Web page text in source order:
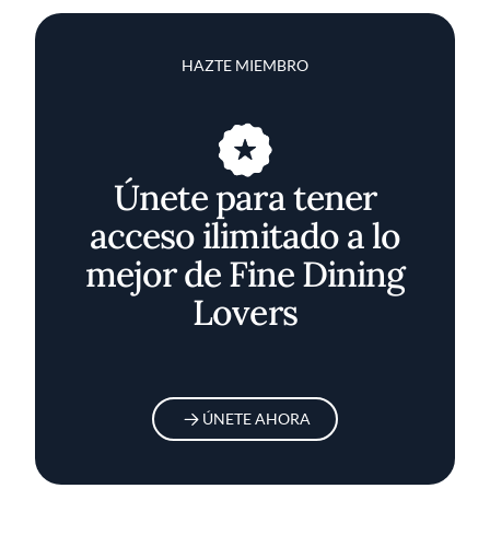
HAZTE MIEMBRO
Únete para tener
acceso ilimitado a lo
mejor de Fine Dining
Lovers
ÚNETE AHORA